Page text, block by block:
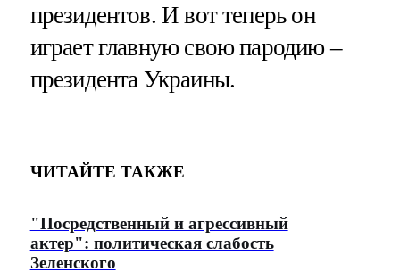
президентов. И вот теперь он
играет главную свою пародию –
президента Украины.
ЧИТАЙТЕ ТАКЖЕ
"Посредственный и агрессивный
актер": политическая слабость
Зеленского